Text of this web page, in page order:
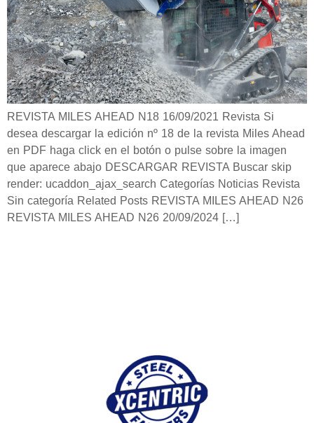
REVISTA MILES AHEAD N18 16/09/2021 Revista Si
desea descargar la edición nº 18 de la revista Miles Ahead
en PDF haga click en el botón o pulse sobre la imagen
que aparece abajo DESCARGAR REVISTA Buscar skip
render: ucaddon_ajax_search Categorías Noticias Revista
Sin categoría Related Posts REVISTA MILES AHEAD N26
REVISTA MILES AHEAD N26 20/09/2024 […]